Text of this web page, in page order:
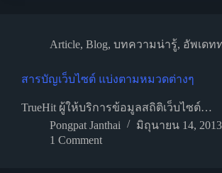
Article, Blog, บทความน่ารู้, อัพเดท
สารบัญเว็บไซต์ แบ่งตามหมวดต่างๆ
TrueHit ผู้ให้บริการข้อมูลสถิติเว็บไซต์…
Pongpat Janthai
มิถุนายน 14, 2013
1 Comment